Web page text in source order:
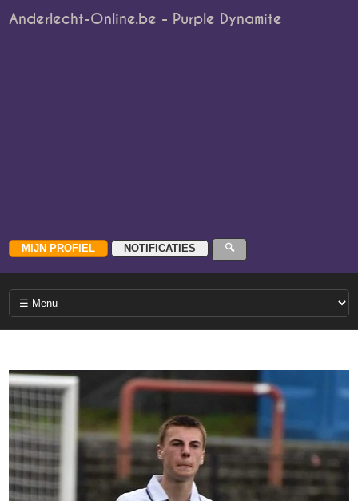
Anderlecht-Online.be - Purple Dynamite